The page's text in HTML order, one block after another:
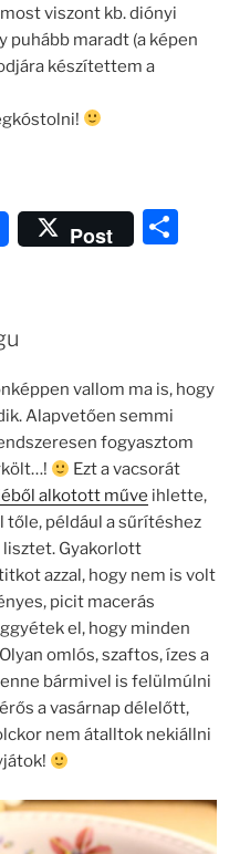
viszont kb. diónyi
maradt (a képen
készítettem a
Post
e
g
vallom ma is, hogy
Alapvetően semmi
fogyasztom
Ezt a vacsorát
alkotott műve ihlette,
tőle, például a sűrítéshez
lisztet. Gyakorlott
azzal, hogy nem is volt
picit macerás
el, hogy minden
omlós, szaftos, ízes a
bármivel is felülmúlni
a vasárnap délelőtt,
nem átalltok nekiállni